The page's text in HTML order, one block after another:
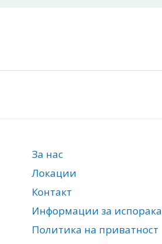
За нас
Локации
Контакт
Информации за испорака
Политика на приватност